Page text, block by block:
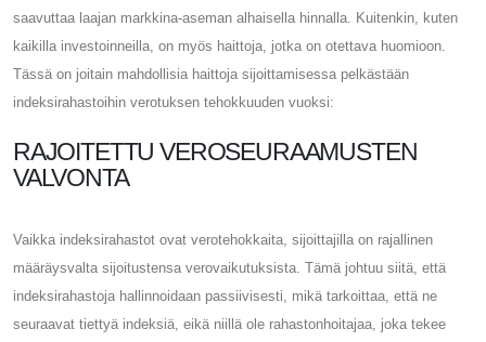
saavuttaa laajan markkina-aseman alhaisella hinnalla. Kuitenkin, kuten
kaikilla investoinneilla, on myös haittoja, jotka on otettava huomioon.
Tässä on joitain mahdollisia haittoja sijoittamisessa pelkästään
indeksirahastoihin verotuksen tehokkuuden vuoksi:
RAJOITETTU VEROSEURAAMUSTEN
VALVONTA
Vaikka indeksirahastot ovat verotehokkaita, sijoittajilla on rajallinen
määräysvalta sijoitustensa verovaikutuksista. Tämä johtuu siitä, että
indeksirahastoja hallinnoidaan passiivisesti, mikä tarkoittaa, että ne
seuraavat tiettyä indeksiä, eikä niillä ole rahastonhoitajaa, joka tekee